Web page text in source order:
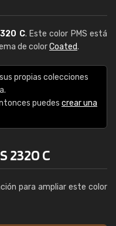
C. Este color PMS está
de colorCoated.
propias colecciones
puedes crear una
2320 C
para ampliar este color